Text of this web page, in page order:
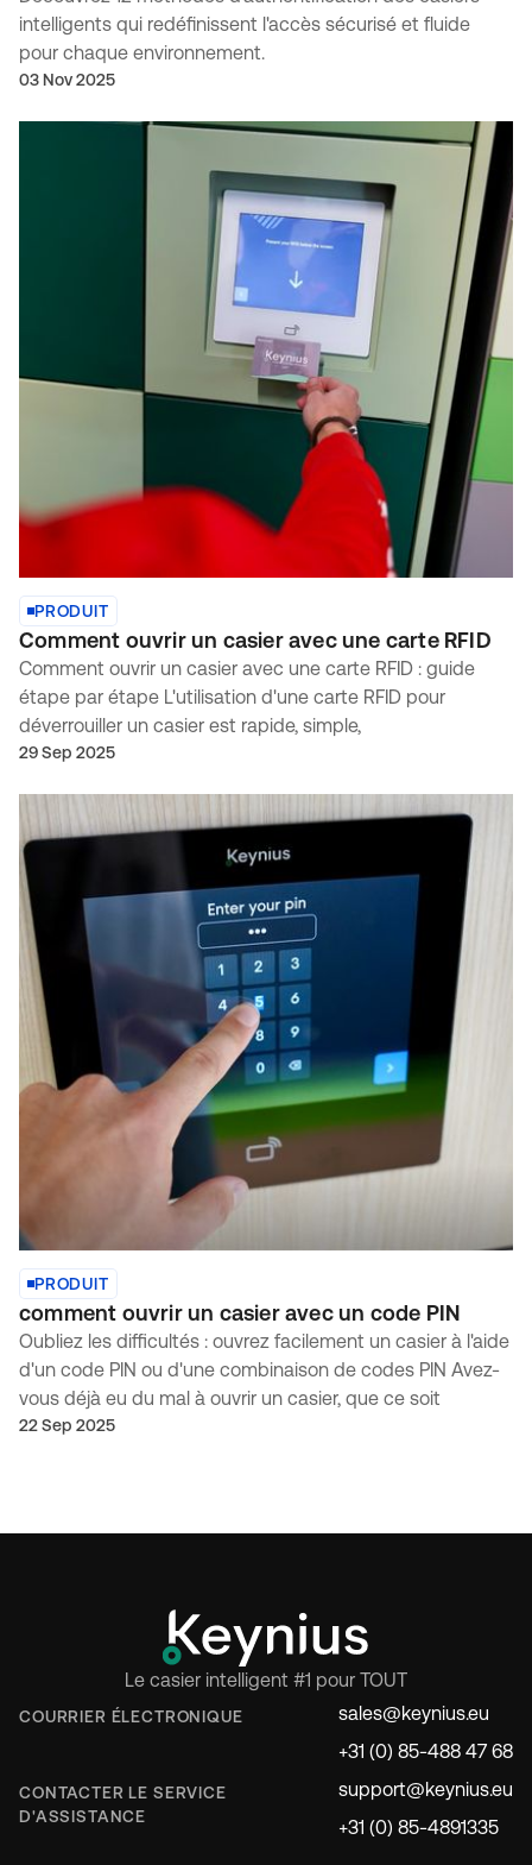
intelligents qui redéfinissent l'accès sécurisé et fluide
pour chaque environnement.
03 Nov 2025
PRODUIT
Comment ouvrir un casier avec une carte RFID
Comment ouvrir un casier avec une carte RFID : guide
étape par étape L'utilisation d'une carte RFID pour
déverrouiller un casier est rapide, simple,
29 Sep 2025
PRODUIT
comment ouvrir un casier avec un code PIN
Oubliez les difficultés : ouvrez facilement un casier à l'aide
d'un code PIN ou d'une combinaison de codes PIN Avez-
vous déjà eu du mal à ouvrir un casier, que ce soit
22 Sep 2025
Le casier intelligent #1 pour TOUT
COURRIER ÉLECTRONIQUE
sales@keynius.eu
+31 (0) 85-488 47 68
CONTACTER LE SERVICE
D'ASSISTANCE
support@keynius.eu
+31 (0) 85-4891335